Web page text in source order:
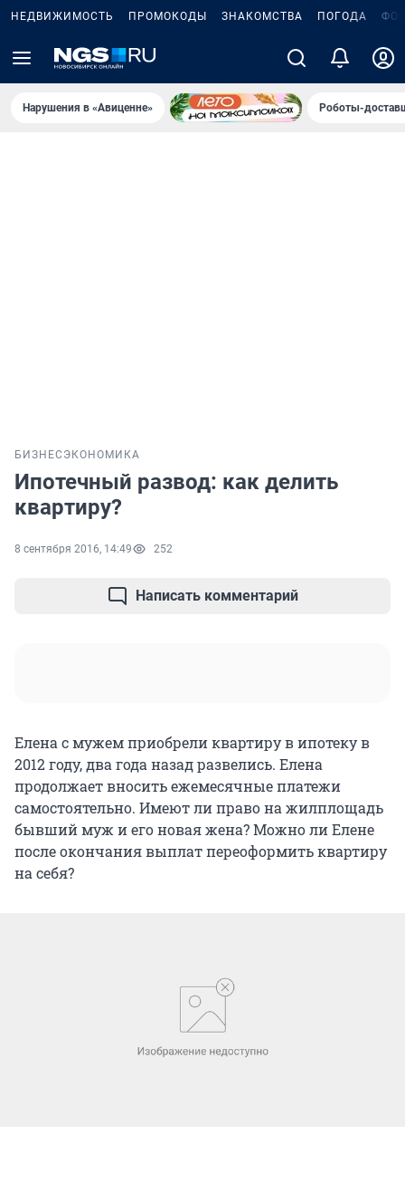
НЕДВИЖИМОСТЬ ПРОМОКОДЫ ЗНАКОМСТВА ПОГОДА
Нарушения в «Авиценне» Роботы-
БИЗНЕС ЭКОНОМИКА
Ипотечный развод: как делить
квартиру?
8 сентября 2016, 14:49 252
Написать комментарий
Елена с мужем приобрели квартиру в ипотеку в
2012 году, два года назад развелись. Елена
продолжает вносить ежемесячные платежи
самостоятельно. Имеют ли право на жилплощадь
бывший муж и его новая жена? Можно ли Елене
после окончания выплат переоформить квартиру
на себя?